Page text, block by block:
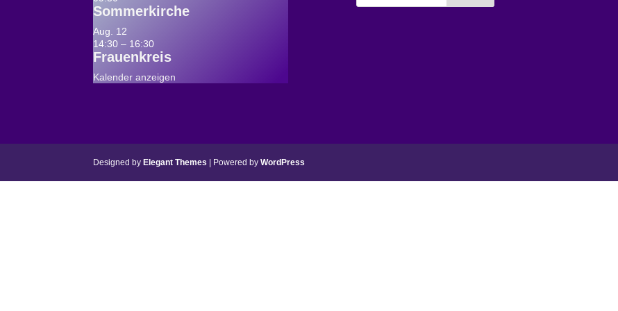
Sommerkirche
Aug. 12
14:30 – 16:30
Frauenkreis
Kalender anzeigen
Designed byElegant Themes | Powered byWordPress